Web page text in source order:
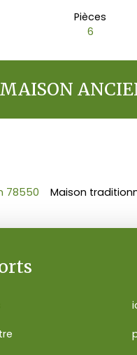
Pièces
6
78550 Maison